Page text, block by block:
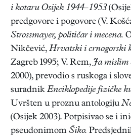
i kotaru Osijek 1944–1953
predgovore i pogovore (V.
Strossmayer, političar i mecena.
Nikčević, Hrvatski i crnogorski
Zagreb 1995; V. Rem, Ja mislim
2000), prevodio s ruskoga i
suradnik Enciklopedije fizičke
Uvršten u proznu antologiju
(Osijek 2003). Potpisivao se i
pseudonimom Šiko.